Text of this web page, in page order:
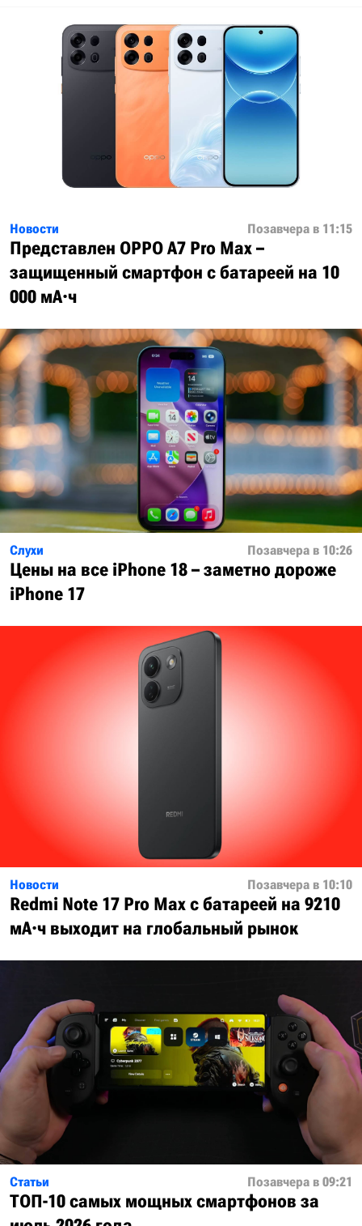
Новости Позавчера в 11:15
Представлен OPPO A7 Pro Max –
защищенный смартфон с батареей на 10
000 мА·ч
Слухи Позавчера в 10:26
Цены на все iPhone 18 – заметно дороже
iPhone 17
Новости Позавчера в 10:10
Redmi Note 17 Pro Max с батареей на 9210
мА·ч выходит на глобальный рынок
Статьи Позавчера в 09:21
ТОП-10 самых мощных смартфонов за